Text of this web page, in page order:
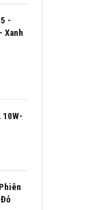
-
Xanh
10W-